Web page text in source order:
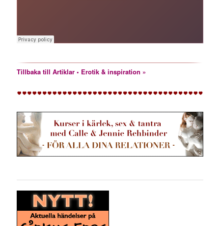
Tillbaka till Artiklar • Erotik & inspiration »